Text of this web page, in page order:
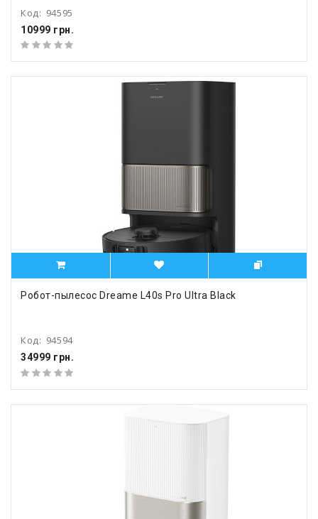
Код: 94595
10999 грн.
Робот-пылесос Dreame L40s Pro Ultra Black
Код: 94594
34999 грн.